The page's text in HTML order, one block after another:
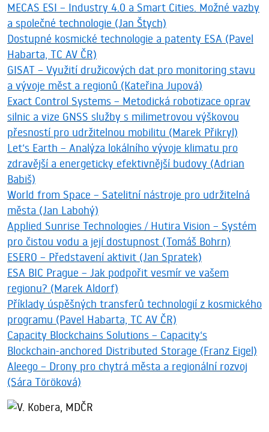
MECAS ESI – Industry 4.0 a Smart Cities. Možné vazby
a společné technologie (Jan Štych)
Dostupné kosmické technologie a patenty ESA (Pavel
Habarta, TC AV ČR)
GISAT – Využití družicových dat pro monitoring stavu
a vývoje měst a regionů (Kateřina Jupová)
Exact Control Systems – Metodická robotizace oprav
silnic a vize GNSS služby s milimetrovou výškovou
přesností pro udržitelnou mobilitu (Marek Přikryl)
Let‘s Earth – Analýza lokálního vývoje klimatu pro
zdravější a energeticky efektivnější budovy (Adrian
Babiš)
World from Space – Satelitní nástroje pro udržitelná
města (Jan Labohý)
Applied Sunrise Technologies / Hutira Vision – Systém
pro čistou vodu a její dostupnost (Tomáš Bohrn)
ESERO – Představení aktivit (Jan Spratek)
ESA BIC Prague – Jak podpořit vesmír ve vašem
regionu? (Marek Aldorf)
Příklady úspěšných transferů technologií z kosmického
programu (Pavel Habarta, TC AV ČR)
Capacity Blockchains Solutions – Capacity‘s
Blockchain-anchored Distributed Storage (Franz Eigel)
Aleego – Drony pro chytrá města a regionální rozvoj
(Sára Töröková)